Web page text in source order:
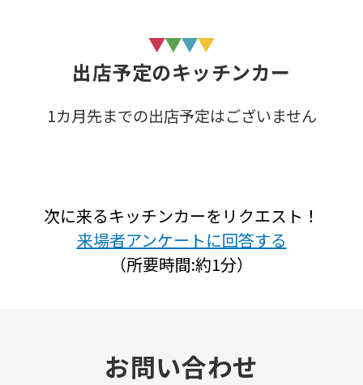
出店予定のキッチンカー
1カ月先までの出店予定はございません
次に来るキッチンカーをリクエスト！
来場者アンケートに回答する
（所要時間:約1分）
お問い合わせ